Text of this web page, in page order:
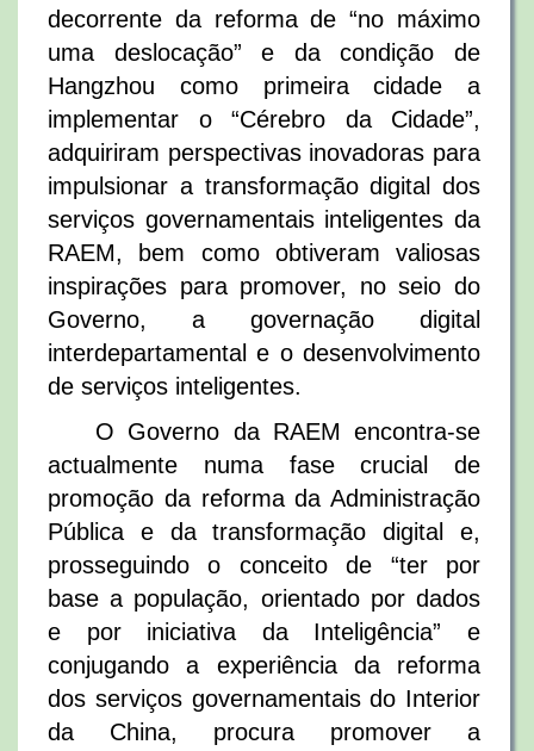
decorrente da reforma de “no máximo
uma deslocação” e da condição de
Hangzhou como primeira cidade a
implementar o “Cérebro da Cidade”,
adquiriram perspectivas inovadoras para
impulsionar a transformação digital dos
serviços governamentais inteligentes da
RAEM, bem como obtiveram valiosas
inspirações para promover, no seio do
Governo, a governação digital
interdepartamental e o desenvolvimento
de serviços inteligentes.
O Governo da RAEM encontra-se
actualmente numa fase crucial de
promoção da reforma da Administração
Pública e da transformação digital e,
prosseguindo o conceito de “ter por
base a população, orientado por dados
e por iniciativa da Inteligência” e
conjugando a experiência da reforma
dos serviços governamentais do Interior
da China, procura promover a